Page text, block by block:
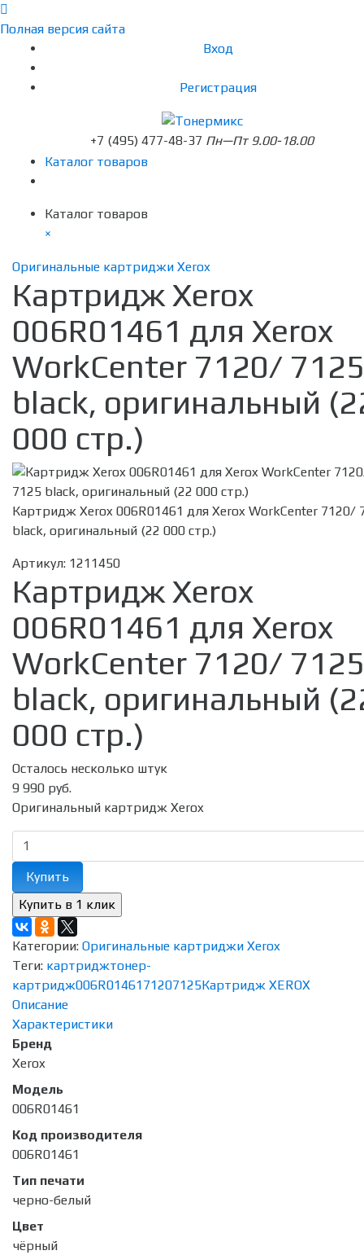
Полная версия сайта
Вход
Регистрация
+7 (495) 477-48-37 Пн—Пт 9.00-18.00
Каталог товаров
Каталог товаров
×
Оригинальные картриджи Xerox
Картридж Xerox
006R01461 для Xerox
WorkCenter 7120/ 7125
black, оригинальный
000 стр.)
Картридж Xerox 006R01461 для Xerox WorkCenter 7120/
black, оригинальный (22 000 стр.)
Артикул: 1211450
Картридж Xerox
006R01461 для Xerox
WorkCenter 7120/ 7125
black, оригинальный
000 стр.)
Осталось несколько штук
9 990 руб.
Оригинальный картридж Xerox
Купить
Категории: Оригинальные картриджи Xerox
Теги: картриджтонер-
картридж006R0146171207125Картридж XEROX
Описание
Характеристики
Бренд
Xerox
Модель
006R01461
Код производителя
006R01461
Тип печати
черно-белый
Цвет
чёрный